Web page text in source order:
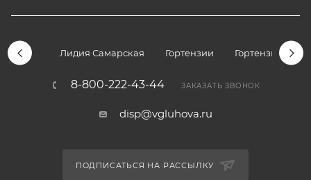
Лидия Самарская Гортензии Гортензии
8-800-222-43-44 ЗАКАЗАТЬ ЗВОНОК
disp@vgluhova.ru
ПОДПИСАТЬСЯ НА РАССЫЛКУ